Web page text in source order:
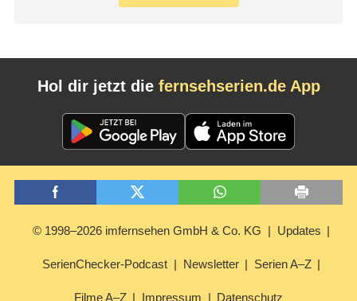
Hol dir jetzt die fernsehserien.de App
© 1998–2026 imfernsehen GmbH & Co. KG Updates
SerienChecker-Podcast Newsletter Serien A–Z
Filme A–Z Impressum Datenschutz